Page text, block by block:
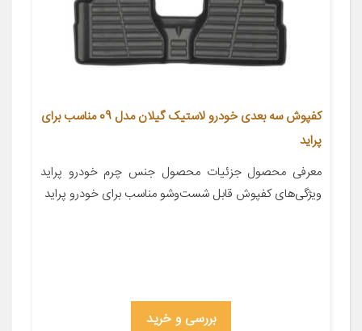
کفپوش سه بعدی خودرو لاستیک گیلان مدل 09 مناسب برای
پراید
معرفی محصول جزئیات محصول جنس چرم خودرو پراید
ویژگی‌های کفپوش قابل شست‌وشو مناسب برای خودرو پراید
بررسی و خرید